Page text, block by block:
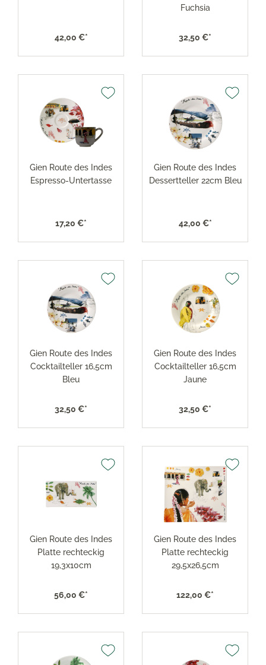
42,00 €*
Fuchsia
32,50 €*
Gien Route des Indes
Espresso-Untertasse
17,20 €*
Gien Route des Indes
Dessertteller 22cm Bleu
42,00 €*
Gien Route des Indes
Cocktailteller 16,5cm
Bleu
32,50 €*
Gien Route des Indes
Cocktailteller 16,5cm
Jaune
32,50 €*
Gien Route des Indes
Platte rechteckig
19,3x10cm
56,00 €*
Gien Route des Indes
Platte rechteckig
29,5x26,5cm
122,00 €*